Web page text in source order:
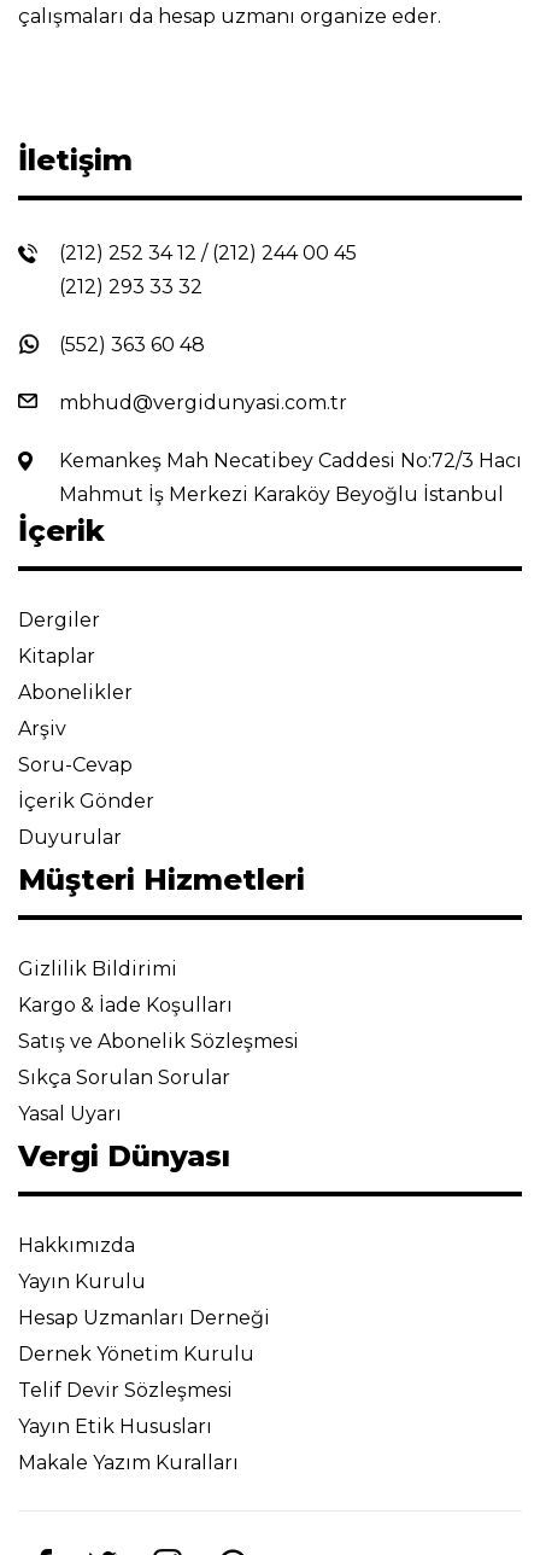
çalışmaları da hesap uzmanı organize eder.
İletişim
(212) 252 34 12 / (212) 244 00 45
(212) 293 33 32
(552) 363 60 48
mbhud@vergidunyasi.com.tr
Kemankeş Mah Necatibey Caddesi No:72/3 Hacı
Mahmut İş Merkezi Karaköy Beyoğlu İstanbul
İçerik
Dergiler
Kitaplar
Abonelikler
Arşiv
Soru-Cevap
İçerik Gönder
Duyurular
Müşteri Hizmetleri
Gizlilik Bildirimi
Kargo & İade Koşulları
Satış ve Abonelik Sözleşmesi
Sıkça Sorulan Sorular
Yasal Uyarı
Vergi Dünyası
Hakkımızda
Yayın Kurulu
Hesap Uzmanları Derneği
Dernek Yönetim Kurulu
Telif Devir Sözleşmesi
Yayın Etik Hususları
Makale Yazım Kuralları